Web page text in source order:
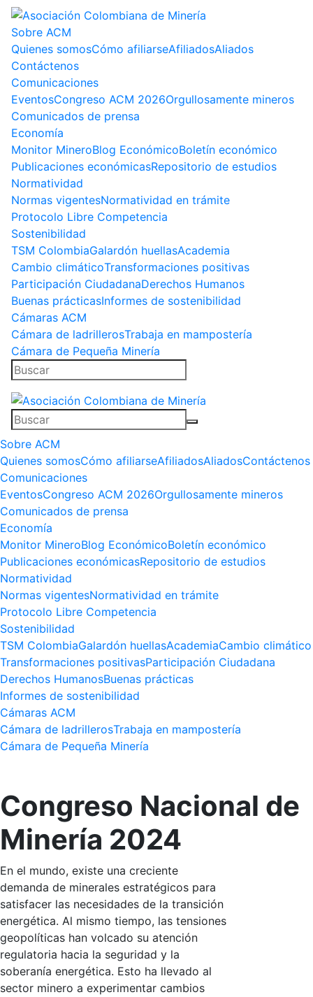
Sobre ACM
Quienes somosCómo afiliarseAfiliadosAliados
Contáctenos
Comunicaciones
EventosCongreso ACM 2026Orgullosamente mineros
Comunicados de prensa
Economía
Monitor MineroBlog EconómicoBoletín económico
Publicaciones económicasRepositorio de estudios
Normatividad
Normas vigentesNormatividad en trámite
Protocolo Libre Competencia
Sostenibilidad
TSM ColombiaGalardón huellasAcademia
Cambio climáticoTransformaciones positivas
Participación CiudadanaDerechos Humanos
Buenas prácticasInformes de sostenibilidad
Cámaras ACM
Cámara de ladrillerosTrabaja en mampostería
Cámara de Pequeña Minería
Sobre ACM
Quienes somosCómo afiliarseAfiliadosAliadosContáctenos
Comunicaciones
EventosCongreso ACM 2026Orgullosamente mineros
Comunicados de prensa
Economía
Monitor MineroBlog EconómicoBoletín económico
Publicaciones económicasRepositorio de estudios
Normatividad
Normas vigentesNormatividad en trámite
Protocolo Libre Competencia
Sostenibilidad
TSM ColombiaGalardón huellasAcademiaCambio climático
Transformaciones positivasParticipación Ciudadana
Derechos HumanosBuenas prácticas
Informes de sostenibilidad
Cámaras ACM
Cámara de ladrillerosTrabaja en mampostería
Cámara de Pequeña Minería
Congreso Nacional de
Minería 2024
En el mundo, existe una creciente
demanda de minerales estratégicos para
satisfacer las necesidades de la transición
energética. Al mismo tiempo, las tensiones
geopolíticas han volcado su atención
regulatoria hacia la seguridad y la
soberanía energética. Esto ha llevado al
sector minero a experimentar cambios